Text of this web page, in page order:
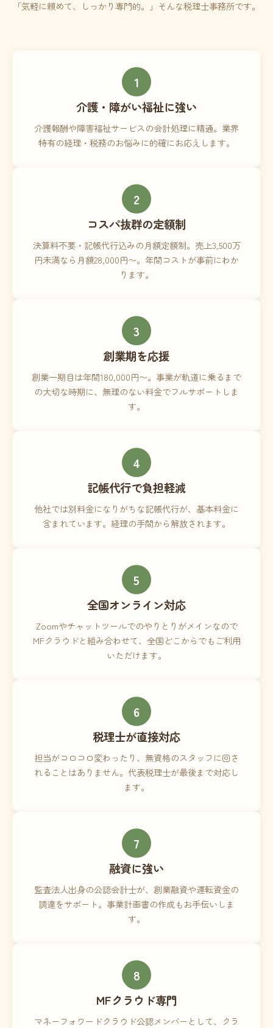
「気軽に頼めて、しっかり専門的。」そんな税理士事務所です。
1
介護・障がい福祉に強い
介護報酬や障害福祉サービスの会計処理に精通。業界
特有の経理・税務のお悩みに的確にお応えします。
2
コスパ抜群の定額制
決算料不要・記帳代行込みの月額定額制。売上3,500万
円未満なら月額28,000円〜。年間コストが事前にわか
ります。
3
創業期を応援
創業一期目は年間180,000円〜。事業が軌道に乗るまで
の大切な時期に、無理のない料金でフルサポートしま
す。
4
記帳代行で負担軽減
他社では別料金になりがちな記帳代行が、基本料金に
含まれています。経理の手間から解放されます。
5
全国オンライン対応
Zoomやチャットツールでのやりとりがメインなので
MFクラウドと組み合わせて、全国どこからでもご利用
いただけます。
6
税理士が直接対応
担当がコロコロ変わったり、無資格のスタッフに回さ
れることはありません。代表税理士が最後まで対応し
ます。
7
融資に強い
監査法人出身の公認会計士が、創業融資や運転資金の
調達をサポート。事業計画書の作成もお手伝いしま
す。
8
MFクラウド専門
マネーフォワードクラウド公認メンバーとして、クラ